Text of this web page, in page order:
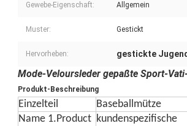
Gewebe-Eigenschaft: Allgemein
Muster: Gestickt
Hervorheben: gestickte
Mode-Veloursleder gepaßte Sport-
Produkt-Beschreibung
Einzelteil Baseballmütze
Name 1.Product kundenspezifische